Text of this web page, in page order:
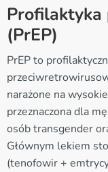
Profilaktyka
(PrEP)
PrEP to
narażone na
przeznaczona dla
osób transgender
Głównym lekiem
(tenofowir +